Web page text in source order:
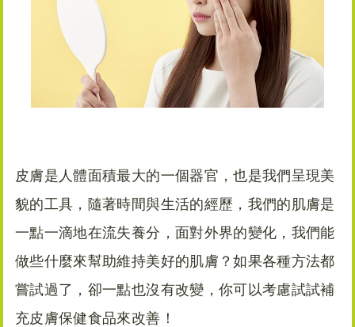
皮膚是人體面積最大的一個器官，也是我們呈現美
貌的工具，隨著時間與生活的經歷，我們的肌膚是
一點一滴地在流失養分，面對外界的變化，我們能
做些什麼來幫助維持美好的肌膚？如果各種方法都
嘗試過了，卻一點也沒有改變，你可以考慮試試補
充皮膚保健食品來改善！